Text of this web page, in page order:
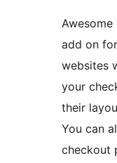
add on
websites
your
their
You can
checkout